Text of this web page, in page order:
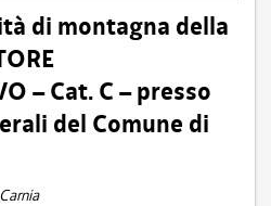
di montagna della
– Cat. C – presso
del Comune di